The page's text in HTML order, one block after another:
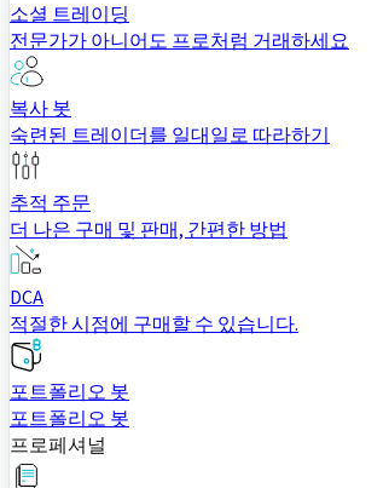
소셜 트레이딩
전문가가 아니어도 프로처럼 거래하세요
복사 봇
숙련된 트레이더를 일대일로 따라하기
추적 주문
더 나은 구매 및 판매, 간편한 방법
DCA
적절한 시점에 구매할 수 있습니다.
포트폴리오 봇
포트폴리오 봇
프로페셔널